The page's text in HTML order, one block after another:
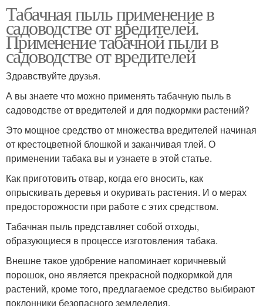
Табачная пыль применение в
садоводстве от вредителей.
Применение табачной пыли в
садоводстве от вредителей
Здравствуйте друзья.
А вы знаете что можно применять табачную пыль в
садоводстве от вредителей и для подкормки растений?
Это мощное средство от множества вредителей начиная
от крестоцветной блошкой и заканчивая тлей. О
применении табака вы и узнаете в этой статье.
Как приготовить отвар, когда его вносить, как
опрыскивать деревья и окуривать растения. И о мерах
предосторожности при работе с этих средством.
Табачная пыль представляет собой отходы,
образующиеся в процессе изготовления табака.
Внешне такое удобрение напоминает коричневый
порошок, оно является прекрасной подкормкой для
растений, кроме того, предлагаемое средство выбирают
поклонники безопасного земледелия.